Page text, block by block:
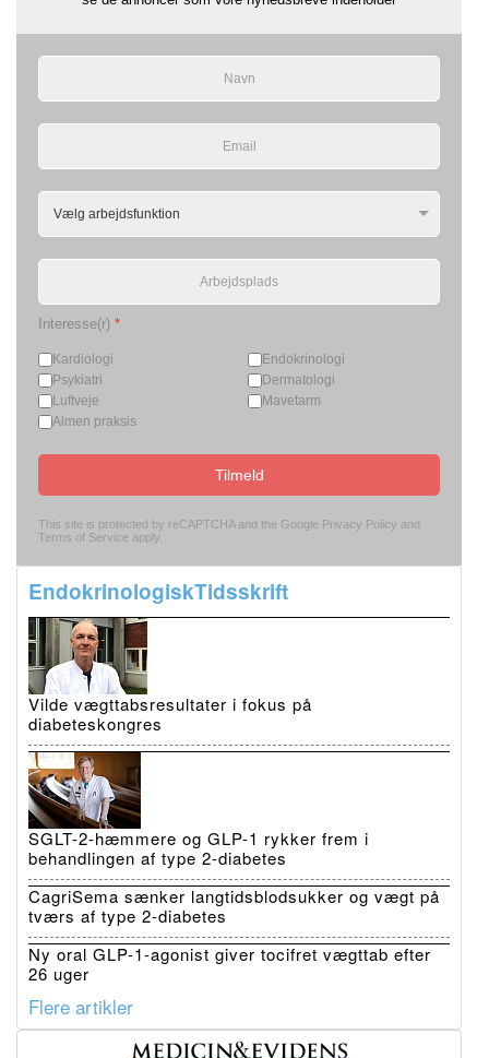
Interesse(r) *
Kardiologi
Endokrinologi
Psykiatri
Dermatologi
Luftveje
Mavetarm
Almen praksis
Tilmeld
This site is protected by reCAPTCHA and the Google Privacy Policy and
Terms of Service apply.
EndokrinologiskTidsskrift
Vilde vægttabsresultater i fokus på
diabeteskongres
SGLT-2-hæmmere og GLP-1 rykker frem i
behandlingen af type 2-diabetes
CagriSema sænker langtidsblodsukker og vægt på
tværs af type 2-diabetes
Ny oral GLP-1-agonist giver tocifret vægttab efter
26 uger
Flere artikler